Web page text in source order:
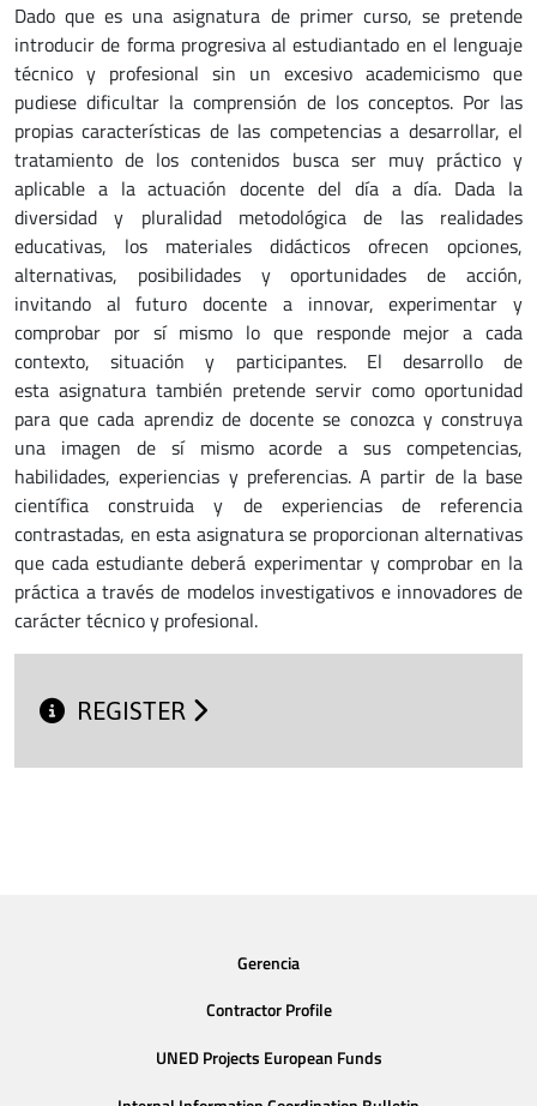
Dado que es una asignatura de primer curso, se pretende
introducir de forma progresiva al estudiantado en el lenguaje
técnico y profesional sin un excesivo academicismo que
pudiese dificultar la comprensión de los conceptos. Por las
propias características de las competencias a desarrollar, el
tratamiento de los contenidos busca ser muy práctico y
aplicable a la actuación docente del día a día. Dada la
diversidad y pluralidad metodológica de las realidades
educativas, los materiales didácticos ofrecen opciones,
alternativas, posibilidades y oportunidades de acción,
invitando al futuro docente a innovar, experimentar y
comprobar por sí mismo lo que responde mejor a cada
contexto, situación y participantes. El desarrollo de
esta asignatura también pretende servir como oportunidad
para que cada aprendiz de docente se conozca y construya
una imagen de sí mismo acorde a sus competencias,
habilidades, experiencias y preferencias. A partir de la base
científica construida y de experiencias de referencia
contrastadas, en esta asignatura se proporcionan alternativas
que cada estudiante deberá experimentar y comprobar en la
práctica a través de modelos investigativos e innovadores de
carácter técnico y profesional.
REGISTER
Gerencia
Contractor Profile
UNED Projects European Funds